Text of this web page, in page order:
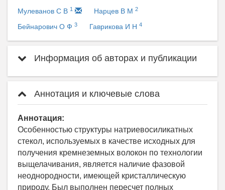
Мулеванов С В 1 Нарцев В М 2
Бейнарович О Ф 3 Гаврикова И Н 4
Информация об авторах и публикации
Аннотация и ключевые слова
Аннотация:
Особенностью структуры натриевосиликатных
стекол, используемых в качестве исходных для
получения кремнеземных волокон по технологии
выщелачивания, является наличие фазовой
неоднородности, имеющей кристаллическую
природу. Был выполнен пересчет полных